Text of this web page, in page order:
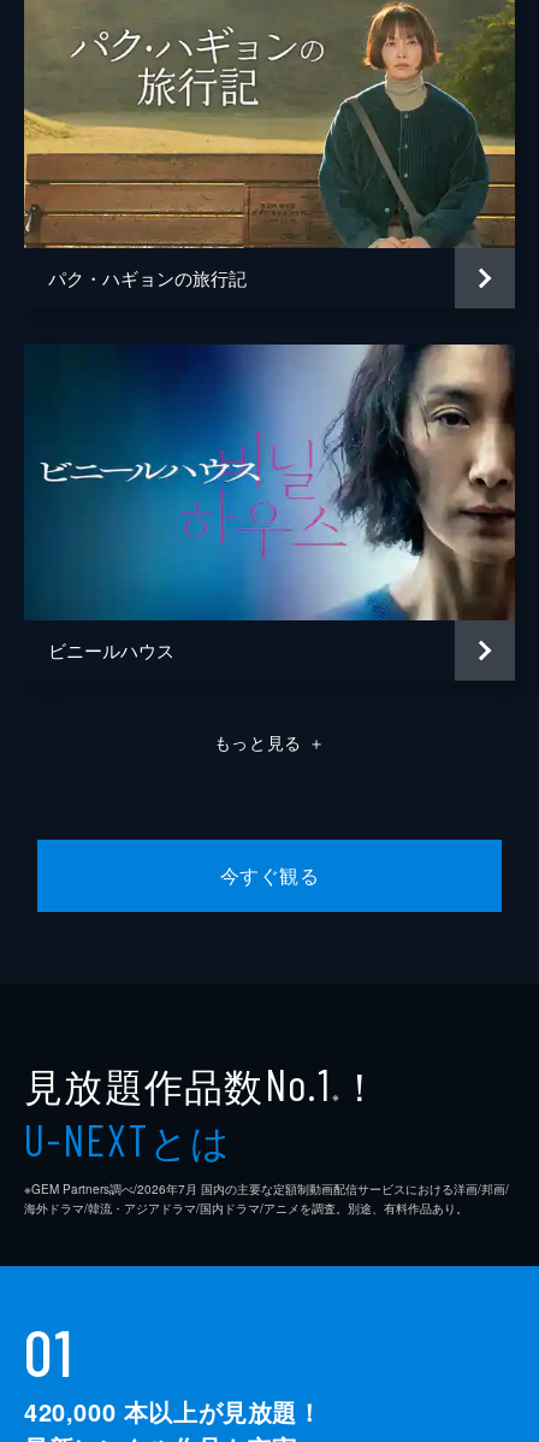
パク・ハギョンの旅行記
ビニールハウス
もっと見る ＋
今すぐ観る
見放題作品数No.1 ※ ！
U-NEXTとは
※GEM Partners調べ/2026年7⽉ 国内の主要な定額制動画配信サービスにおける洋画/邦画/
海外ドラマ/韓流・アジアドラマ/国内ドラマ/アニメを調査。別途、有料作品あり。
01
420,000 本以上が見放題！